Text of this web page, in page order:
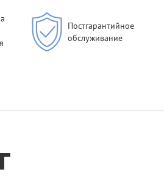
Постгарантийное
обслуживание